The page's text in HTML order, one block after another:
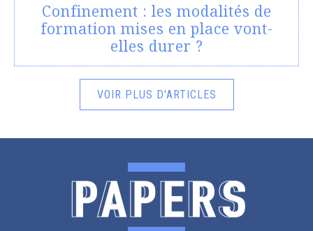
Confinement : les modalités de
formation mises en place vont-
elles durer ?
VOIR PLUS D'ARTICLES